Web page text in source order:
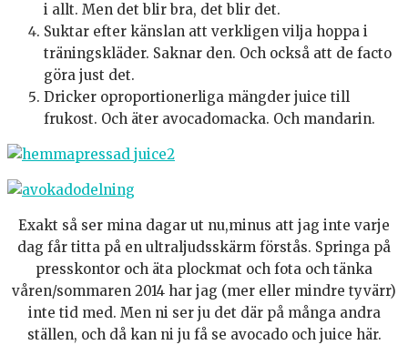
i allt. Men det blir bra, det blir det.
Suktar efter känslan att verkligen vilja hoppa i
träningskläder. Saknar den. Och också att de facto
göra just det.
Dricker oproportionerliga mängder juice till
frukost. Och äter avocadomacka. Och mandarin.
Exakt så ser mina dagar ut nu,minus att jag inte varje
dag får titta på en ultraljudsskärm förstås. Springa på
presskontor och äta plockmat och fota och tänka
våren/sommaren 2014 har jag (mer eller mindre tyvärr)
inte tid med. Men ni ser ju det där på många andra
ställen, och då kan ni ju få se avocado och juice här.